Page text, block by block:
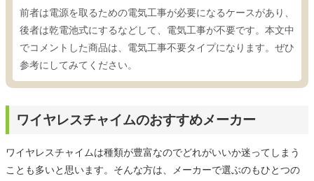
前者は電源を取るための電気工事が必要になるケースがあり、
後者は乾電池式にするなどして、電気工事が不要です。本文中
でコメントした商品は、電気工事不要タイプになります。ぜひ
参考にしてみてください。
ワイヤレスチャイムのおすすめメーカー
ワイヤレスチャイムは種類が豊富なのでどれがいいか迷ってしまう
ことも多いと思います。そんな方は、メーカーで選ぶのもひとつの